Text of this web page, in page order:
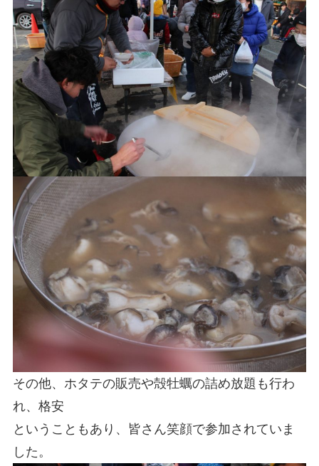
その他、ホタテの販売や殻牡蠣の詰め放題も行わ
れ、格安
ということもあり、皆さん笑顔で参加されていま
した。